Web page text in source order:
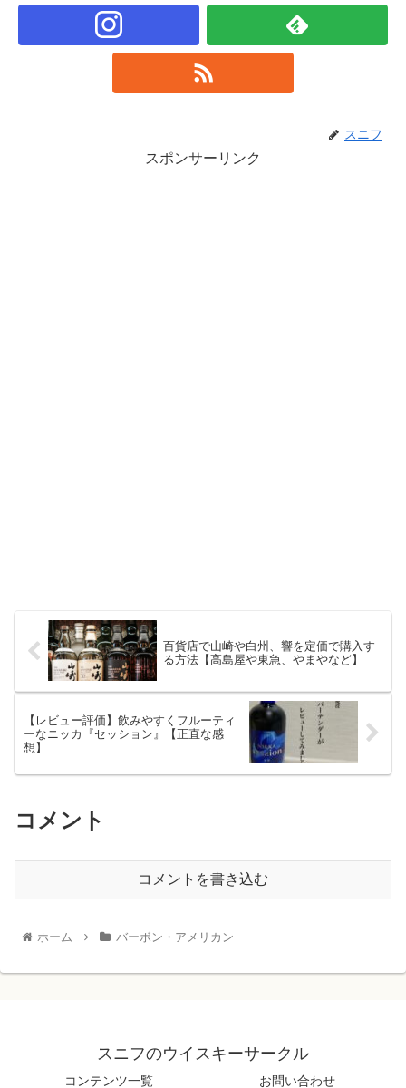
スニフ
スポンサーリンク
百貨店で山崎や白州、響を定価で購入す
る方法【高島屋や東急、やまやなど】
【レビュー評価】飲みやすくフルーティ
ーなニッカ『セッション』【正直な感
想】
コメント
コメントを書き込む
ホーム バーボン・アメリカン
スニフのウイスキーサークル
コンテンツ一覧 お問い合わせ